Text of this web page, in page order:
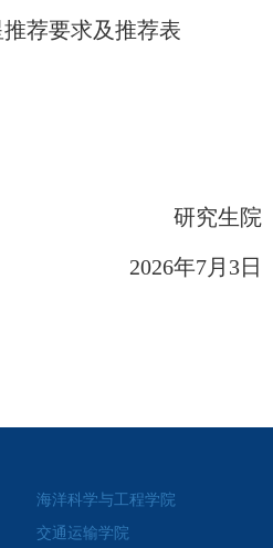
荐要求及推荐表
研究生院
2026年7月3日
海洋科学与工程学院
交通运输学院